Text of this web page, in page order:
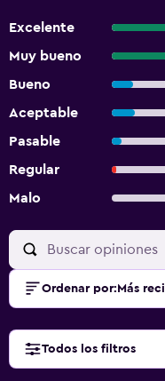
Excelente
Muy bueno
Bueno
Aceptable
Pasable
Regular
Malo
Ordenar por: Más
Todos los filtros